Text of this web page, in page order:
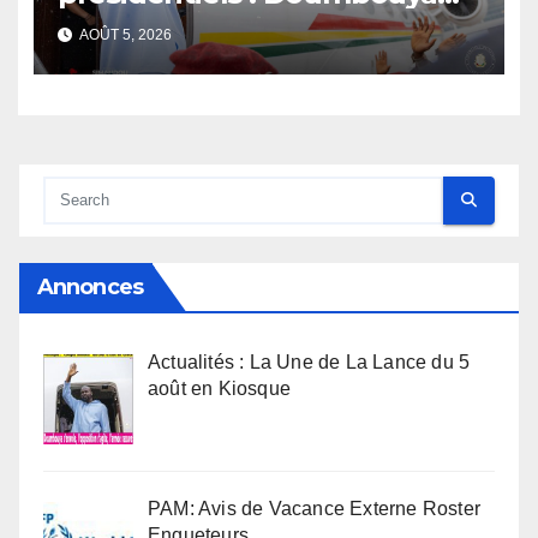
s’envole, l’opposition s’agite,
l’armée rassure
AOÛT 5, 2026
Annonces
Actualités : La Une de La Lance du 5
août en Kiosque
PAM: Avis de Vacance Externe Roster